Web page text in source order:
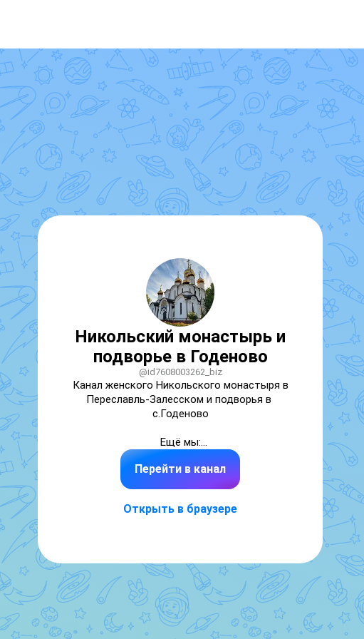
Никольский монастырь и
подворье в Годеново
@id7608003262_biz
Канал женского Никольского монастыря в
Переславль-Залесском и подворья в
с.Годеново
Ещё мы:
nikolskii.com
godenovo.ru
vk.com/nikolskii_pereslavl
Перейти в канал
Открыть в браузере